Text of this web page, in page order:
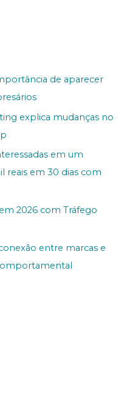
de aparecer
explica mudanças no
em um
reais em 30 dias com
2026 com Tráfego
entre marcas e